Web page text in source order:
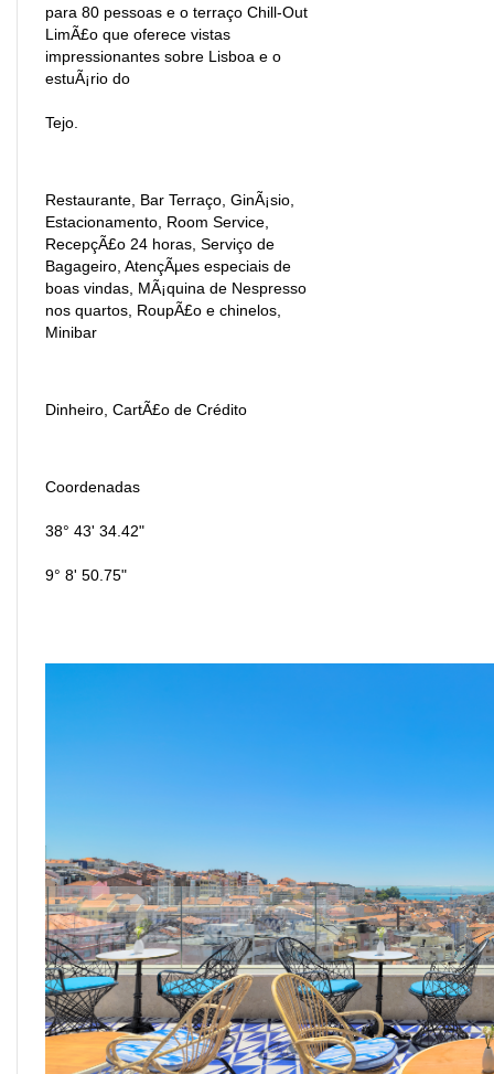
para 80 pessoas e o terraço Chill-Out
LimÃ£o que oferece vistas
impressionantes sobre Lisboa e o
estuÃ¡rio do
Tejo.
Restaurante, Bar Terraço, GinÃ¡sio,
Estacionamento, Room Service,
RecepçÃ£o 24 horas, Serviço de
Bagageiro, AtençÃµes especiais de
boas vindas, MÃ¡quina de Nespresso
nos quartos, RoupÃ£o e chinelos,
Minibar
Dinheiro, CartÃ£o de Crédito
Coordenadas
38° 43' 34.42"
9° 8' 50.75"